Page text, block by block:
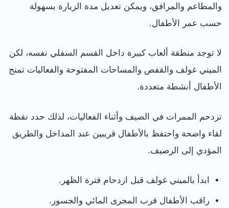
والمطاعم والمرافق، ويمكن تعديل مدة الزيارة بسهولة
حسب عمر الأطفال.
لا توجد منطقة ألعاب كبيرة داخل القسم السفلي نفسه، لكن
الميني غولف والقفص والمساحات المفتوحة والفعاليات تمنح
الأطفال أنشطة متعددة.
تزدحم الممرات في الصيف وأثناء الفعاليات، لذلك حدد نقطة
لقاء واضحة واحتفظ بالأطفال قريبين عند المداخل والطريق
المؤدي إلى الرصيف.
ابدأ بالميني غولف قبل ازدحام فترة الظهر.
راقب الأطفال قرب المجرى المائي والجسور.